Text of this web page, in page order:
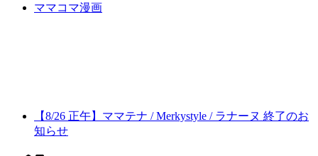
ママコマ漫画
【8/26 正午】ママテナ / Merkystyle / ラナーヌ 終了のお
知らせ